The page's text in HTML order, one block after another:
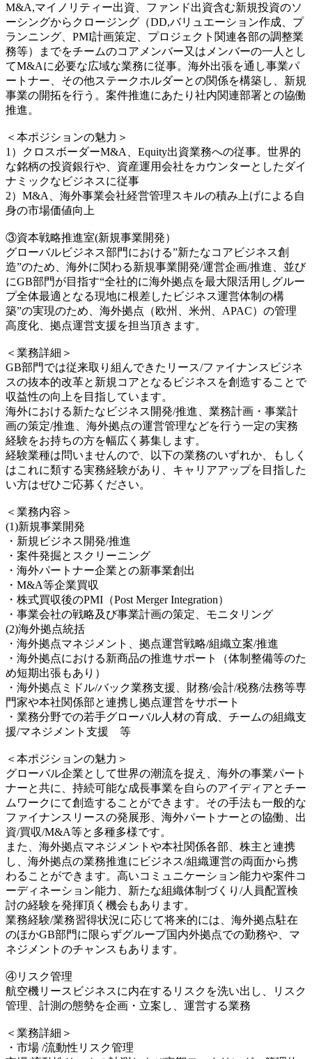
M&A,マイノリティー出資、ファンド出資含む新規投資のソ
ーシングからクロージング（DD,バリュエーション作成、プ
ランニング、PMI計画策定、プロジェクト関連各部の調整業
務等）までをチームのコアメンバー又はメンバーの一人とし
てM&Aに必要な広域な業務に従事。海外出張を通し事業パ
ートナー、その他ステークホルダーとの関係を構築し、新規
事業の開拓を行う。案件推進にあたり社内関連部署との協働
推進。
＜本ポジションの魅力＞
1）クロスボーダーM&A、Equity出資業務への従事。世界的
な銘柄の投資銀行や、資産運用会社をカウンターとしたダイ
ナミックなビジネスに従事
2）M&A、海外事業会社経営管理スキルの積み上げによる自
身の市場価値向上
③資本戦略推進室(新規事業開発）
グローバルビジネス部門における”新たなコアビジネス創
造”のため、海外に関わる新規事業開発/運営企画/推進、並び
にGB部門が目指す“全社的に海外拠点を最大限活用しグルー
プ全体最適となる現地に根差したビジネス運営体制の構
築”の実現のため、海外拠点（欧州、米州、APAC）の管理
高度化、拠点運営支援を担当頂きます。
＜業務詳細＞
GB部門では従来取り組んできたリース/ファイナンスビジネ
スの抜本的改革と新規コアとなるビジネスを創造することで
収益性の向上を目指しています。
海外における新たなビジネス開発/推進、業務計画・事業計
画の策定/推進、海外拠点の運営管理などを行う一定の実務
経験をお持ちの方を幅広く募集します。
経験業種は問いませんので、以下の業務のいずれか、もしく
はこれに類する実務経験があり、キャリアアップを目指した
い方はぜひご応募ください。
＜業務内容＞
(1)新規事業開発
・新規ビジネス開発/推進
・案件発掘とスクリーニング
・海外パートナー企業との新事業創出
・M&A等企業買収
・株式買収後のPMI（Post Merger Integration）
・事業会社の戦略及び事業計画の策定、モニタリング
(2)海外拠点統括
・海外拠点マネジメント、拠点運営戦略/組織立案/推進
・海外拠点における新商品の推進サポート（体制整備等のた
め短期出張もあり）
・海外拠点ミドル/バック業務支援、財務/会計/税務/法務等専
門家や本社関係部と連携し拠点運営をサポート
・業務分野での若手グローバル人材の育成、チームの組織支
援/マネジメント支援 等
＜本ポジションの魅力＞
グローバル企業として世界の潮流を捉え、海外の事業パート
ナーと共に、持続可能な成長事業を自らのアイディアとチー
ムワークにて創造することができます。その手法も一般的な
ファイナンスリースの発展形、海外パートナーとの協働、出
資/買収/M&A等と多種多様です。
また、海外拠点マネジメントや本社関係各部、株主と連携
し、海外拠点の業務推進にビジネス/組織運営の両面から携
わることができます。高いコミュニケーション能力や案件コ
ーディネーション能力、新たな組織体制づくり/人員配置検
討の経験を発揮頂く機会もあります。
業務経験/業務習得状況に応じて将来的には、海外拠点駐在
のほかGB部門に限らずグループ国内外拠点での勤務や、マ
ネジメントのチャンスもあります。
④リスク管理
航空機リースビジネスに内在するリスクを洗い出し、リスク
管理、計測の態勢を企画・立案し、運営する業務
＜業務詳細＞
・市場 /流動性リスク管理